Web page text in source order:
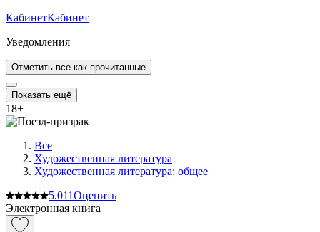
КабинетКабинет
Уведомления
Отметить все как прочитанные
Показать ещё
18+
Все
Художественная литература
Художественная литература: общее
5.011Оценить
Электронная книга